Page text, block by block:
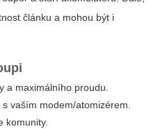
článku a mohou být i
a maximálního proudu.
vaším modem/atomizérem.
komunity.